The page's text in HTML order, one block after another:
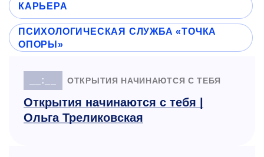
КАРЬЕРА
ПСИХОЛОГИЧЕСКАЯ СЛУЖБА «ТОЧКА
ОПОРЫ»
__:__ ОТКРЫТИЯ НАЧИНАЮТСЯ С ТЕБЯ
Открытия начинаются с тебя |
Ольга Треликовская